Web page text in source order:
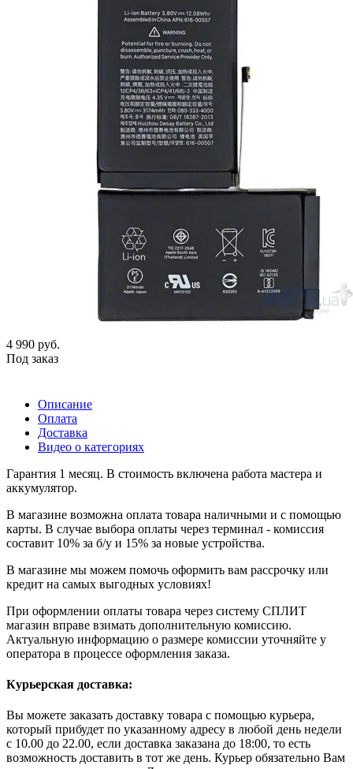
4 990 руб.
Под заказ
Описание
Оплата
Доставка
Видео о категориях
Гарантия 1 месяц. В стоимость включена работа мастера и
аккумулятор.
В магазине возможна оплата товара наличными и с помощью
карты. В случае выбора оплаты через терминал - комиссия
составит 10% за б/у и 15% за новые устройства.
В магазине мы можем помочь оформить вам рассрочку или
кредит на самых выгодных условиях!
При оформлении оплаты товара через систему СПЛИТ
магазин вправе взимать дополнительную комиссию.
Актуальную информацию о размере комиссии уточняйте у
оператора в процессе оформления заказа.
Курьерская доставка:
Вы можете заказать доставку товара с помощью курьера,
который прибудет по указанному адресу в любой день недели
с 10.00 до 22.00, если доставка заказана до 18:00, то есть
возможность доставить в тот же день. Курьер обязательно Вам